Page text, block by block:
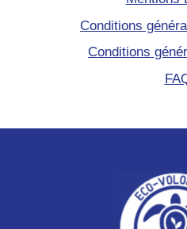
Conditions
Conditions